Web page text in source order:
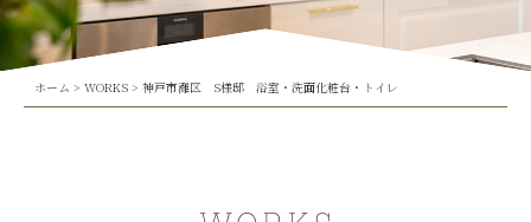
ホーム > WORKS> 神戸市灘区 S様邸 浴室・洗面化粧台・トイレ